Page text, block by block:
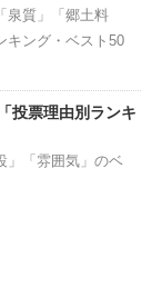
泉質」「郷土料
キング・ベスト50
投票理由別ランキ
」「雰囲気」のベ